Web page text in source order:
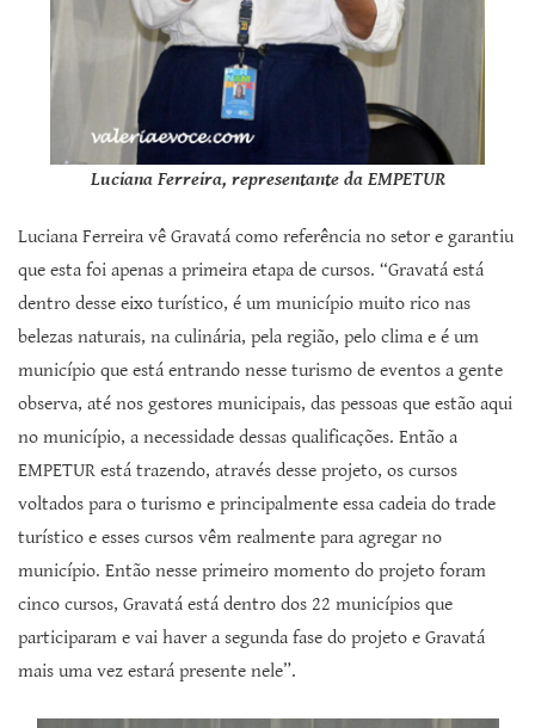
Luciana Ferreira, representante da EMPETUR
Luciana Ferreira vê Gravatá como referência no setor e garantiu
que esta foi apenas a primeira etapa de cursos. “Gravatá está
dentro desse eixo turístico, é um município muito rico nas
belezas naturais, na culinária, pela região, pelo clima e é um
município que está entrando nesse turismo de eventos a gente
observa, até nos gestores municipais, das pessoas que estão aqui
no município, a necessidade dessas qualificações. Então a
EMPETUR está trazendo, através desse projeto, os cursos
voltados para o turismo e principalmente essa cadeia do trade
turístico e esses cursos vêm realmente para agregar no
município. Então nesse primeiro momento do projeto foram
cinco cursos, Gravatá está dentro dos 22 municípios que
participaram e vai haver a segunda fase do projeto e Gravatá
mais uma vez estará presente nele”.